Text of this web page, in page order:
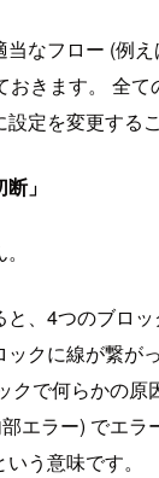
当なフロー (例
おきます。 全て
定を変更する
」
と、4つのブロ
クに線が繋が
で何らかの原
エラー) でエラ
う意味です。